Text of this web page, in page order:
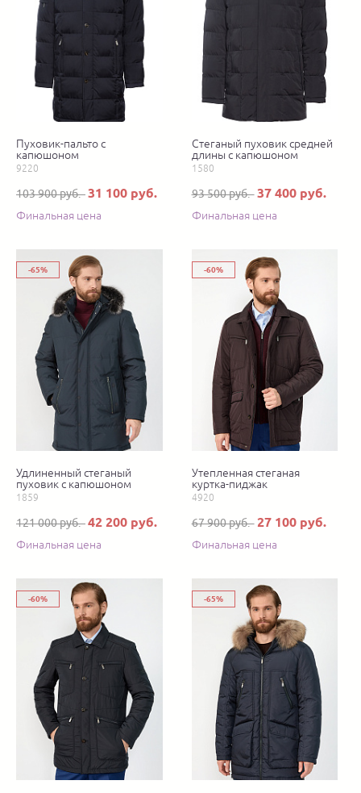
Пуховик-пальто с
капюшоном
9220
103 900 руб.31 100 руб.
Финальная цена
Стеганый пуховик средней
длины с капюшоном
1580
93 500 руб. 37 400 руб.
Финальная цена
-65%
Удлиненный стеганый
пуховик с капюшоном
1859
121 000 руб.42 200 руб.
Финальная цена
-60%
Утепленная стеганая
куртка-пиджак
4920
67 900 руб. 27 100 руб.
Финальная цена
-60% -65%